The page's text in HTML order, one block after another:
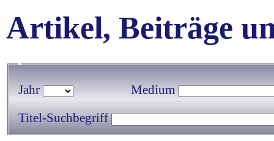
Artikel, Beiträge
Jahr
Medium
Titel-Suchbegriff